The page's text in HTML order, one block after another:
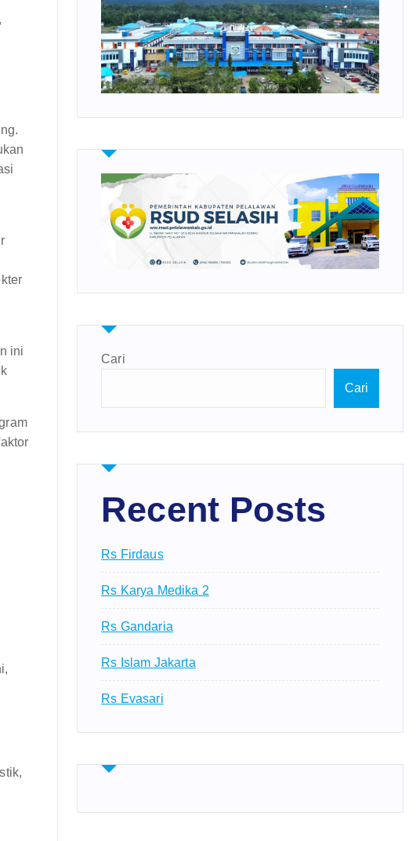
ini
Cari
Cari
Recent Posts
Rs Firdaus
Rs Karya Medika 2
Rs Gandaria
Rs Islam Jakarta
Rs Evasari